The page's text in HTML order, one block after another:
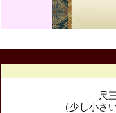
尺
（少し小さ